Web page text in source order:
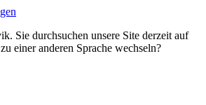
Sie durchsuchen unsere Site derzeit auf
einer anderen Sprache wechseln?